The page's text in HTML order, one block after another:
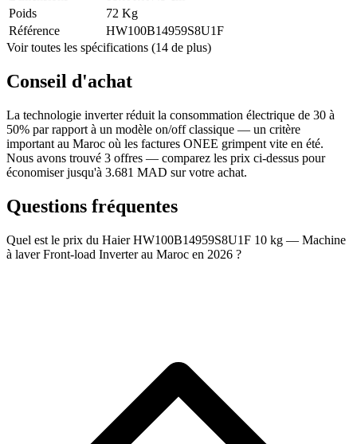
Poids
72 Kg
Référence
HW100B14959S8U1F
Voir toutes les spécifications (14 de plus)
Conseil d'achat
La technologie inverter réduit la consommation électrique de 30 à
50% par rapport à un modèle on/off classique — un critère
important au Maroc où les factures ONEE grimpent vite en été.
Nous avons trouvé 3 offres — comparez les prix ci-dessus pour
économiser jusqu'à 3.681 MAD sur votre achat.
Questions fréquentes
Quel est le prix du Haier HW100B14959S8U1F 10 kg — Machine
à laver Front-load Inverter au Maroc en 2026 ?